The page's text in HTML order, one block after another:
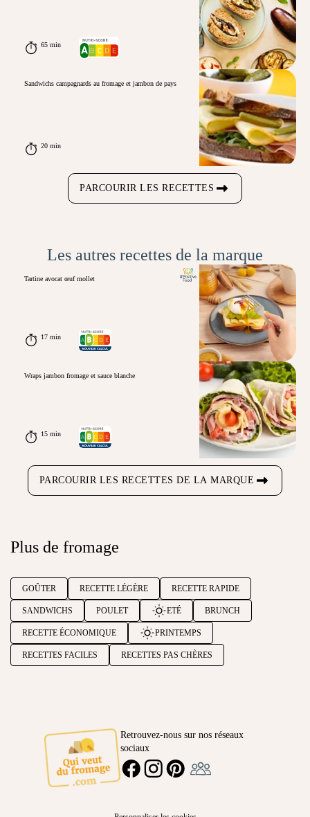
65 min
Sandwichs campagnards au fromage et jambon de pays
20 min
PARCOURIR LES RECETTES
Les autres recettes de la marque
Tartine avocat œuf mollet
17 min
Wraps jambon fromage et sauce blanche
15 min
PARCOURIR LES RECETTES DE LA MARQUE
Plus de fromage
GOÛTER RECETTE LÉGÈRE RECETTE RAPIDE
SANDWICHS POULET ETÉ BRUNCH
RECETTE ÉCONOMIQUE PRINTEMPS
RECETTES FACILES RECETTES PAS CHÈRES
Retrouvez-nous sur nos réseaux
sociaux
FACEBOOKINSTAGRAMPINTEREST